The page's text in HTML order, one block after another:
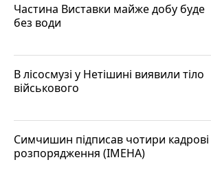
Частина Виставки майже добу буде
без води
В лісосмузі у Нетішині виявили тіло
військового
Симчишин підписав чотири кадрові
розпорядження (ІМЕНА)